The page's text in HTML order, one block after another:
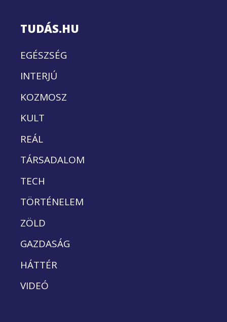
TUDÁS.HU
EGÉSZSÉG
INTERJÚ
KOZMOSZ
KULT
REÁL
TÁRSADALOM
TECH
TÖRTÉNELEM
ZÖLD
GAZDASÁG
HÁTTÉR
VIDEÓ